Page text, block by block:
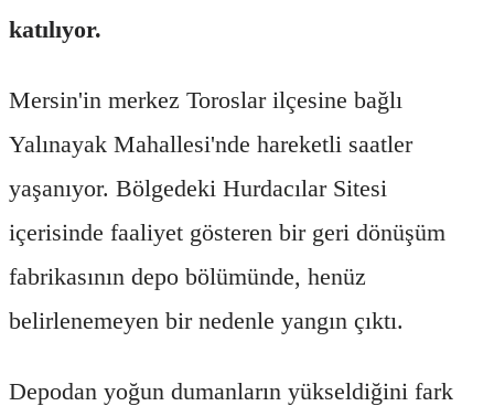
katılıyor.
Mersin'in merkez Toroslar ilçesine bağlı
Yalınayak Mahallesi'nde hareketli saatler
yaşanıyor. Bölgedeki Hurdacılar Sitesi
içerisinde faaliyet gösteren bir geri dönüşüm
fabrikasının depo bölümünde, henüz
belirlenemeyen bir nedenle yangın çıktı.
Depodan yoğun dumanların yükseldiğini fark